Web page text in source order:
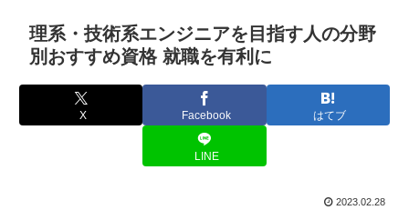
理系・技術系エンジニアを目指す人の分野
別おすすめ資格 就職を有利に
X Facebook はてブ
LINE
2023.02.28